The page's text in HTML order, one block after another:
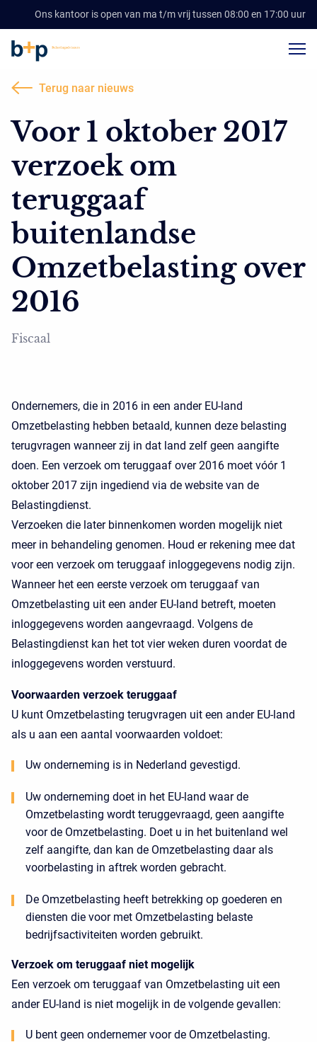
Ons kantoor is open van ma t/m vrij tussen 08:00 en 17:00 uur
Terug naar nieuws
Voor 1 oktober 2017
verzoek om
teruggaaf
buitenlandse
Omzetbelasting over
2016
Fiscaal
Ondernemers, die in 2016 in een ander EU-land
Omzetbelasting hebben betaald, kunnen deze belasting
terugvragen wanneer zij in dat land zelf geen aangifte
doen. Een verzoek om teruggaaf over 2016 moet vóór 1
oktober 2017 zijn ingediend via de website van de
Belastingdienst.
Verzoeken die later binnenkomen worden mogelijk niet
meer in behandeling genomen. Houd er rekening mee dat
voor een verzoek om teruggaaf inloggegevens nodig zijn.
Wanneer het een eerste verzoek om teruggaaf van
Omzetbelasting uit een ander EU-land betreft, moeten
inloggegevens worden aangevraagd. Volgens de
Belastingdienst kan het tot vier weken duren voordat de
inloggegevens worden verstuurd.
Voorwaarden verzoek teruggaaf
U kunt Omzetbelasting terugvragen uit een ander EU-land
als u aan een aantal voorwaarden voldoet:
Uw onderneming is in Nederland gevestigd.
Uw onderneming doet in het EU-land waar de
Omzetbelasting wordt teruggevraagd, geen aangifte
voor de Omzetbelasting. Doet u in het buitenland wel
zelf aangifte, dan kan de Omzetbelasting daar als
voorbelasting in aftrek worden gebracht.
De Omzetbelasting heeft betrekking op goederen en
diensten die voor met Omzetbelasting belaste
bedrijfsactiviteiten worden gebruikt.
Verzoek om teruggaaf niet mogelijk
Een verzoek om teruggaaf van Omzetbelasting uit een
ander EU-land is niet mogelijk in de volgende gevallen:
U bent geen ondernemer voor de Omzetbelasting.